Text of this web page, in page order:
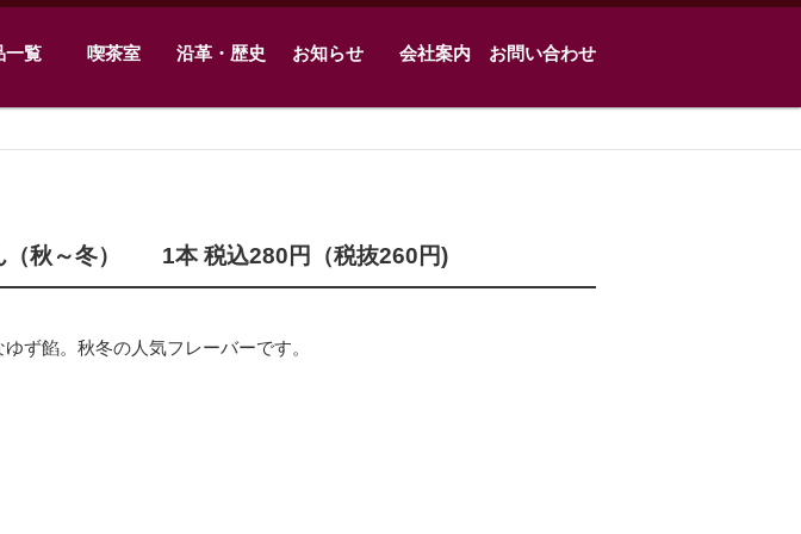
一覧 喫茶室 沿革・歴史 お知らせ 会社案内 お問い合わせ
秋～冬） 1本 税込280円（税抜260円)
ず餡。秋冬の人気フレーバーです。